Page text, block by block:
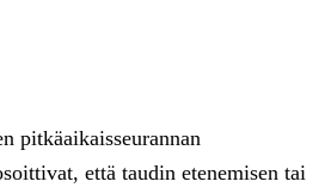
pitkäaikaisseurannan
että taudin etenemisen tai